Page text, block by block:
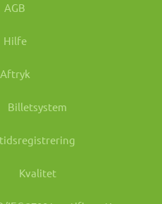
AGB
Hilfe
Aftryk
Billetsystem
tidsregistrering
Kvalitet